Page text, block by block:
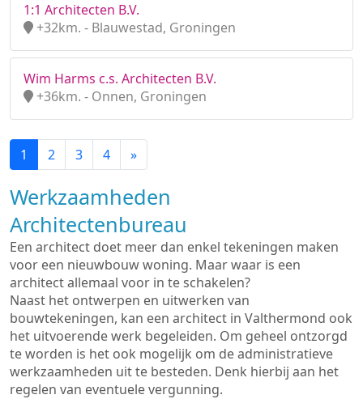
1:1 Architecten B.V.
+32km. - Blauwestad, Groningen
Wim Harms c.s. Architecten B.V.
+36km. - Onnen, Groningen
1 2 3 4 »
Werkzaamheden
Architectenbureau
Een architect doet meer dan enkel tekeningen maken
voor een nieuwbouw woning. Maar waar is een
architect allemaal voor in te schakelen?
Naast het ontwerpen en uitwerken van
bouwtekeningen, kan een architect in Valthermond ook
het uitvoerende werk begeleiden. Om geheel ontzorgd
te worden is het ook mogelijk om de administratieve
werkzaamheden uit te besteden. Denk hierbij aan het
regelen van eventuele vergunning.